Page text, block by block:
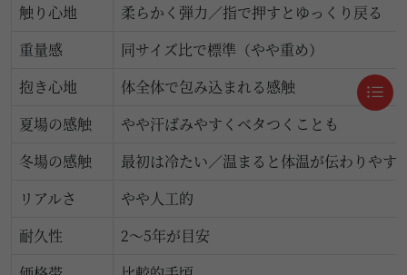
触り心地
柔らかく弾力／指で押すとゆっくり戻る
重量感
同サイズ比で標準（やや重め）
抱き心地
体全体で包み込まれる感触
夏場の感触
やや汗ばみやすくベタつくことも
冬場の感触
最初は冷たい／温まると体温が伝わりやす
リアルさ
やや人工的
耐久性
2〜5年が目安